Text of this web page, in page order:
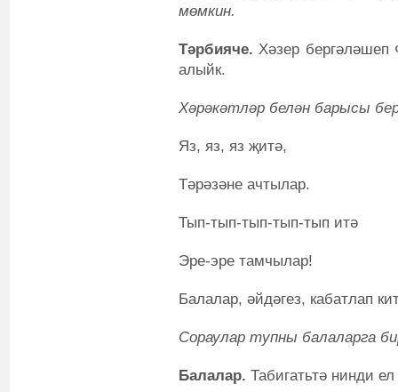
мөмкин.
Тәрбияче. Хәзер бергәләшеп
алыйк.
Хәрәкәтләр белән барысы
Яз, яз, яз җитә,
Тәрәзәне ачтылар.
Тып-тып-тып-тып-тып итә
Эре-эре тамчылар!
Балалар, әйдәгез, кабатлап
Сораулар тупны балаларга
Балалар. Табигатьтә нинди